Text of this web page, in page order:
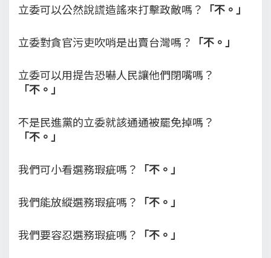
立委可以公然說謊造謠來打擊政敵嗎？ 「不。」
立委對貪官污吏吹哨是出賣台灣嗎？ 「不。」
立委可以用提告恐嚇人民讓他們閉嘴嗎？
「不。」
不是民進黨的立委就該通通被罷免掉嗎？
「不。」
我們可小看選務瑕疵嗎？ 「不。」
我們能放縱選務瑕疵嗎？ 「不。」
我們要容忍選務瑕疵嗎？ 「不。」